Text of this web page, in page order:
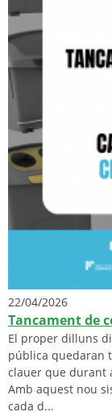
22/04/2026
Tancament de
El proper dilluns
pública quedaran
clauer que durant
Amb aquest nou
cada d...